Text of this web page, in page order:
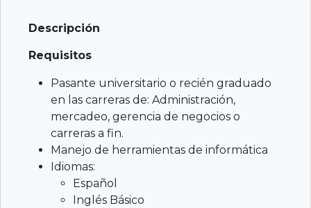
e
b
o
o
k
ts
A
p
p
Descripción
Requisitos
Pasante universitario o recién graduado
en las carreras de: Administración,
mercadeo, gerencia de negocios o
carreras a fin.
Manejo de herramientas de informática
Idiomas:
Español
Inglés Básico